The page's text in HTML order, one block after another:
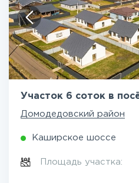
Участок 6 соток в
Домодедовский район
Каширское шоссе
Площадь участка: